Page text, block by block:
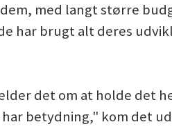
med langt større
har brugt alt deres
det om at holde det
betydning," kom det